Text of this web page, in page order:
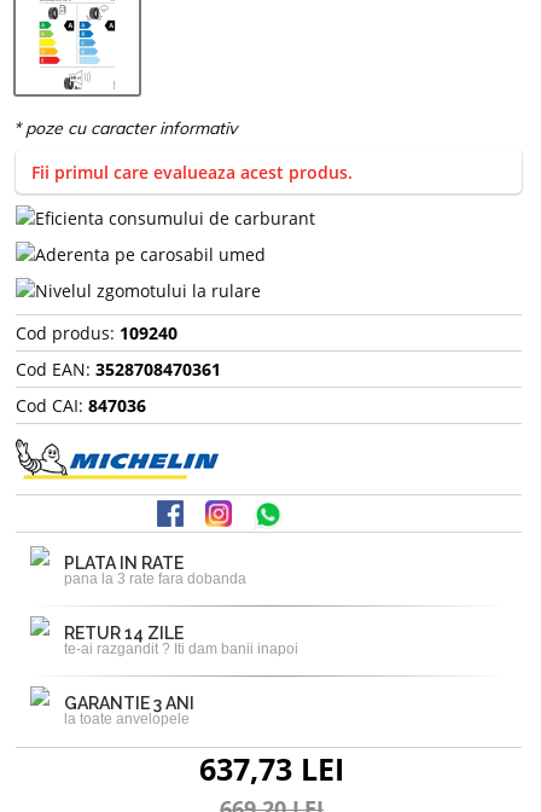
Fii primul care evalueaza acest produs.
Cod produs: 109240
Cod EAN: 3528708470361
Cod CAI: 847036
PLATA IN RATE
pana la 3 rate fara dobanda
RETUR 14 ZILE
te-ai razgandit ? Iti dam banii inapoi
GARANTIE 3 ANI
la toate anvelopele
637,73 LEI